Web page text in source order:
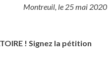
Montreuil, le 25 mai 2020
! Signez la pétition